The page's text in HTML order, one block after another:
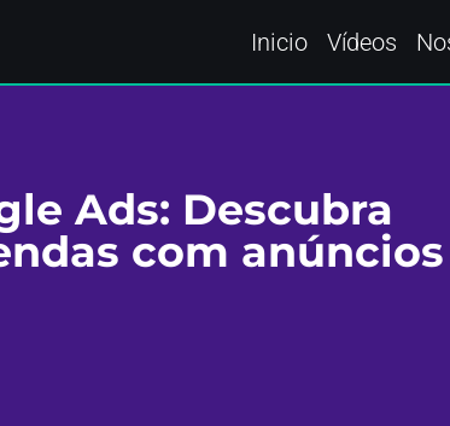
Inicio Vídeos
Ads: Descubra
com anúncios